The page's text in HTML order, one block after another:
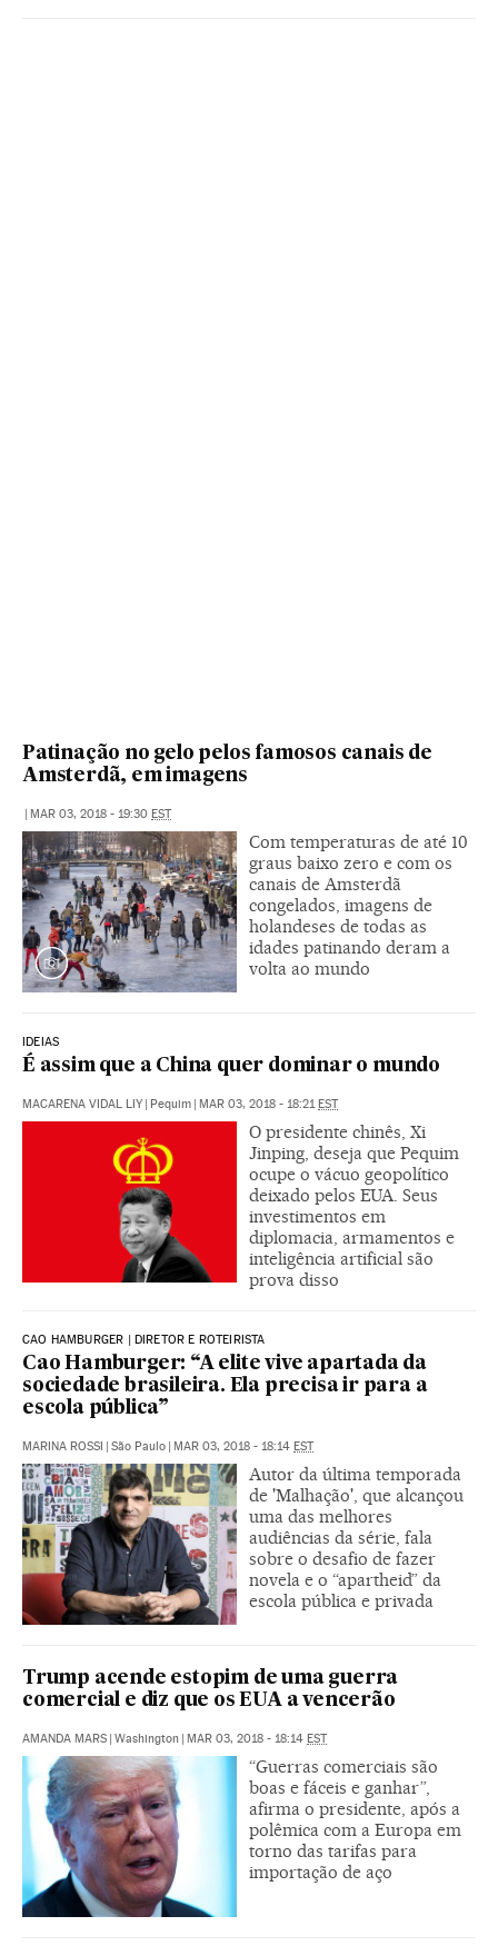
Patinação no gelo pelos famosos canais de
Amsterdã, em imagens
MAR 03, 2018 - 19:30 EST
Com temperaturas de até 10
graus baixo zero e com os
canais de Amsterdã
congelados, imagens de
holandeses de todas as
idades patinando deram a
volta ao mundo
IDEIAS
É assim que a China quer dominar o mundo
MACARENA VIDAL LIY Pequim MAR 03, 2018 - 18:21 EST
O presidente chinês, Xi
Jinping, deseja que Pequim
ocupe o vácuo geopolítico
deixado pelos EUA. Seus
investimentos em
diplomacia, armamentos e
inteligência artificial são
prova disso
CAO HAMBURGER | DIRETOR E ROTEIRISTA
Cao Hamburger: “A elite vive apartada da
sociedade brasileira. Ela precisa ir para a
escola pública”
MARINA ROSSI São Paulo MAR 03, 2018 - 18:14 EST
Autor da última temporada
de 'Malhação', que alcançou
uma das melhores
audiências da série, fala
sobre o desafio de fazer
novela e o “apartheid” da
escola pública e privada
Trump acende estopim de uma guerra
comercial e diz que os EUA a vencerão
AMANDA MARS Washington MAR 03, 2018 - 18:14 EST
“Guerras comerciais são
boas e fáceis e ganhar”,
afirma o presidente, após a
polêmica com a Europa em
torno das tarifas para
importação de aço